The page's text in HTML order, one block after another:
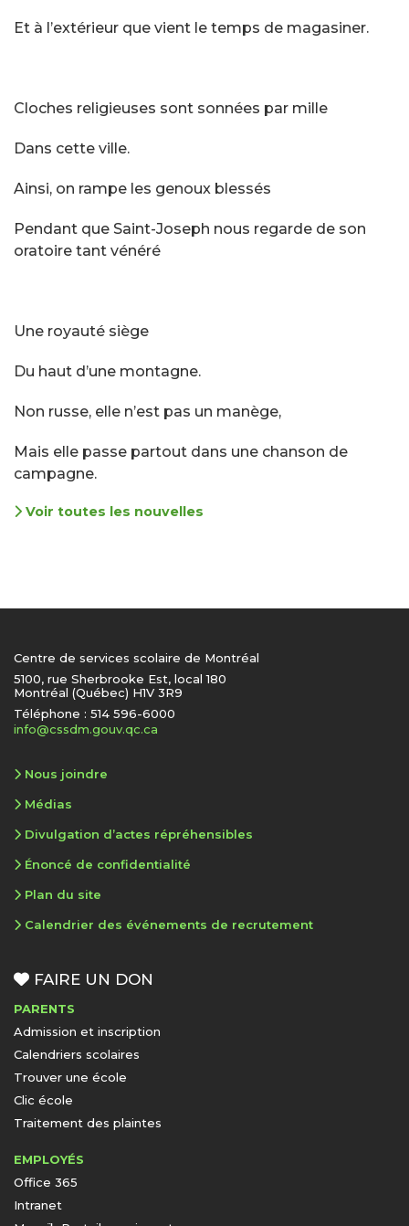
Et à l’extérieur que vient le temps de magasiner.
Cloches religieuses sont sonnées par mille
Dans cette ville.
Ainsi, on rampe les genoux blessés
Pendant que Saint-Joseph nous regarde de son
oratoire tant vénéré
Une royauté siège
Du haut d’une montagne.
Non russe, elle n’est pas un manège,
Mais elle passe partout dans une chanson de
campagne.
Voir toutes les nouvelles
Centre de services scolaire de Montréal
5100, rue Sherbrooke Est, local 180
Montréal (Québec) H1V 3R9
Téléphone : 514 596-6000
info@cssdm.gouv.qc.ca
Nous joindre
Médias
Divulgation d’actes répréhensibles
Énoncé de confidentialité
Plan du site
Calendrier des événements de recrutement
FAIRE UN DON
PARENTS
Admission et inscription
Calendriers scolaires
Trouver une école
Clic école
Traitement des plaintes
EMPLOYÉS
Office 365
Intranet